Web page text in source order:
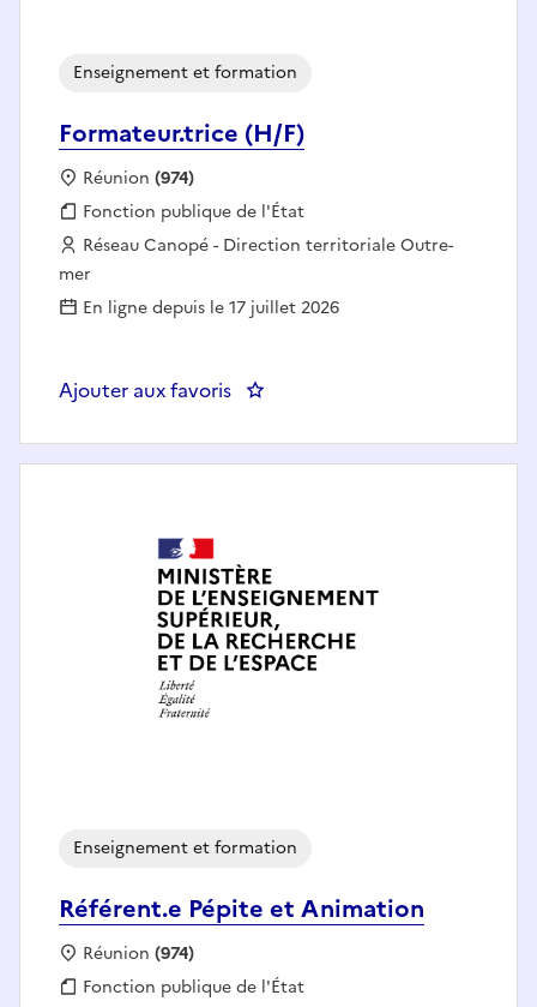
Formateur.trice (H/F)
Enseignement et formation
Localisation :
Réunion (974)
Fonction publique :
Fonction publique de l'État
Employeur :
Réseau Canopé - Direction territoriale Outre-
mer
En ligne depuis le 17 juillet 2026
Ajouter aux favoris : Formateur.trice (H/F)
Référent.e Pépite et Animation
Enseignement et formation
Localisation :
Réunion (974)
Fonction publique :
Fonction publique de l'État